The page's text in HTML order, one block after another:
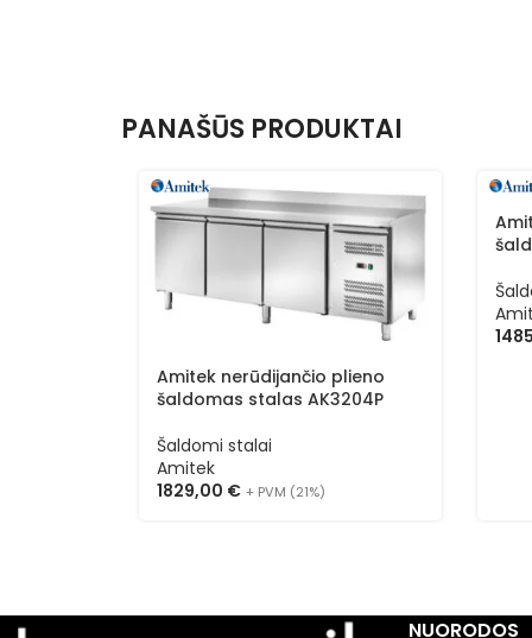
PANAŠŪS PRODUKTAI
Amitek nerūdijančio plieno
šaldomas stalas AK3204P
Šaldomi stalai
Amitek
1829,00 € + PVM (21%)
NUORODOS